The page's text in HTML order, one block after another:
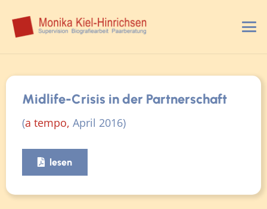
Midlife-Crisis in der Partnerschaft
(a tempo, April 2016)
lesen